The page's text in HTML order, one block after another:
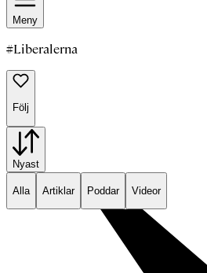
Meny
#Liberalerna
Följ
Nyast
Alla Artiklar Poddar Videor